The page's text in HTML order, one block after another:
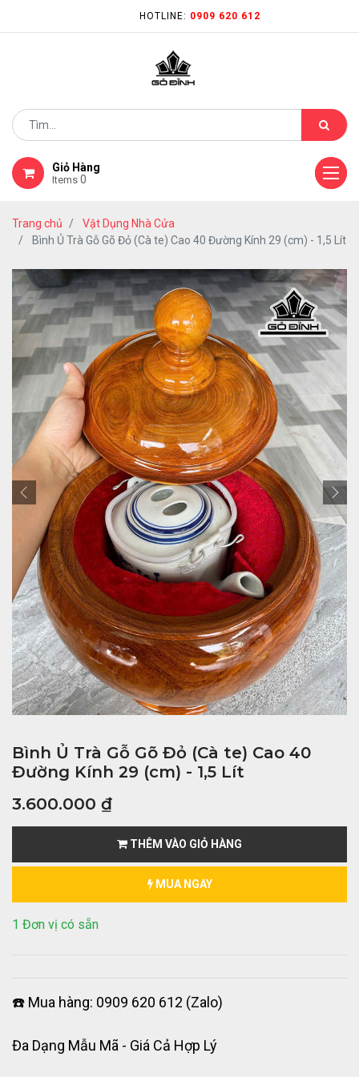
HOTLINE: 0909 620 612
Giỏ Hàng
Items 0
Trang chủ
Vật Dụng Nhà Cửa
Bình Ủ Trà Gỗ Gõ Đỏ (Cà te) Cao 40 Đường Kính 29 (cm) - 1,5 Lít
Bình Ủ Trà Gỗ Gõ Đỏ (Cà te) Cao 40
Đường Kính 29 (cm) - 1,5 Lít
3.600.000 ₫
THÊM VÀO GIỎ HÀNG
MUA NGAY
1 Đơn vị có sẵn
☎️ Mua hàng: 0909 620 612 (Zalo)
Đa Dạng Mẫu Mã - Giá Cả Hợp Lý